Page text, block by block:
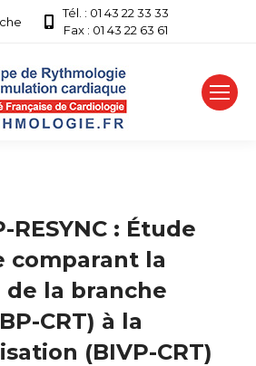
Tél. : 01 43 22 33 33
Fax : 01 43 22 63 61
RESYNC : Étude
comparant la
la branche
CRT) à la
(BIVP-CRT)